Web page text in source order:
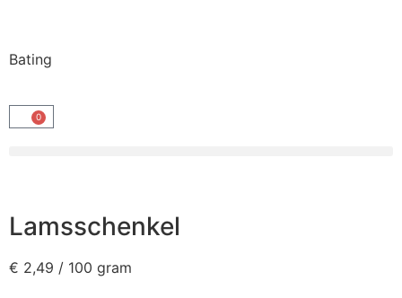
Bating
0
Lamsschenkel
€ 2,49 / 100 gram